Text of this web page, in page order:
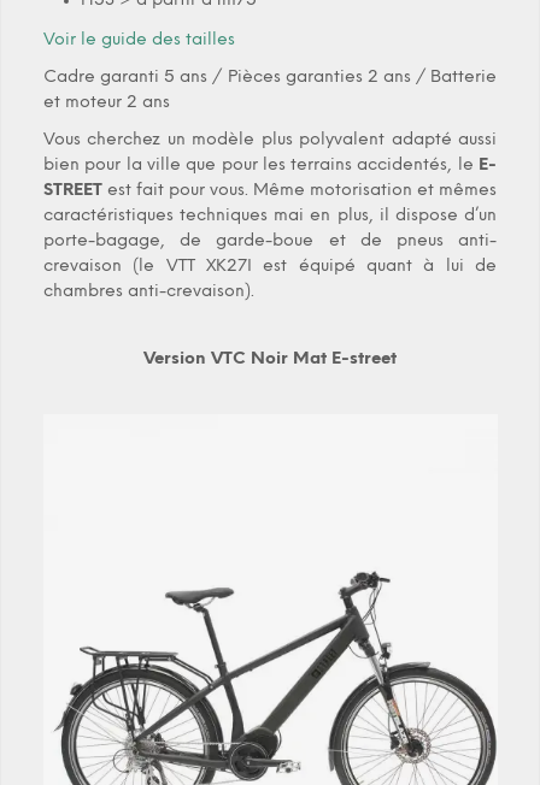
Voir le guide des tailles
Cadre garanti 5 ans / Pièces garanties 2 ans / Batterie
et moteur 2 ans
Vous cherchez un modèle plus polyvalent adapté aussi
bien pour la ville que pour les terrains accidentés, le E-
STREET est fait pour vous. Même motorisation et mêmes
caractéristiques techniques mai en plus, il dispose d’un
porte-bagage, de garde-boue et de pneus anti-
crevaison (le VTT XK27I est équipé quant à lui de
chambres anti-crevaison).
Version VTC Noir Mat E-street